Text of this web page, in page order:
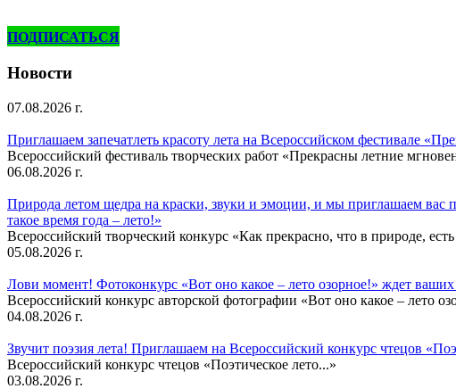
ПОДПИСАТЬСЯ
Новости
07.08.2026 г.
Приглашаем запечатлеть красоту лета на Всероссийском фестивале
Всероссийский фестиваль творческих работ «Прекрасны летние
06.08.2026 г.
Природа летом щедра на краски, звуки и эмоции, и мы приглашаем вас
такое время года – лето!»
Всероссийский творческий конкурс «Как прекрасно, что в природе, есть
05.08.2026 г.
Лови момент! Фотоконкурс «Вот оно какое – лето озорное!» ждет
Всероссийский конкурс авторской фотографии «Вот оно какое – лето
04.08.2026 г.
Звучит поэзия лета! Приглашаем на Всероссийский конкурс чтецов
Всероссийский конкурс чтецов «Поэтическое лето...»
03.08.2026 г.